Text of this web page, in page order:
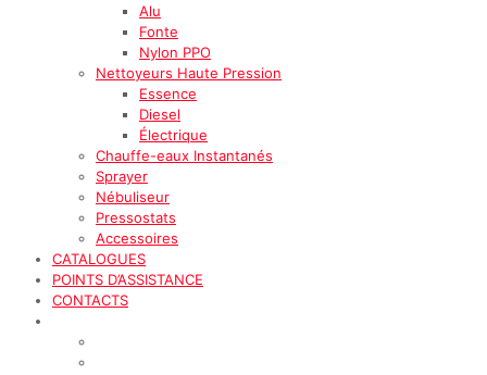
Alu
Fonte
Nylon PPO
Nettoyeurs Haute Pression
Essence
Diesel
Électrique
Chauffe-eaux Instantanés
Sprayer
Nébuliseur
Pressostats
Accessoires
CATALOGUES
POINTS D’ASSISTANCE
CONTACTS